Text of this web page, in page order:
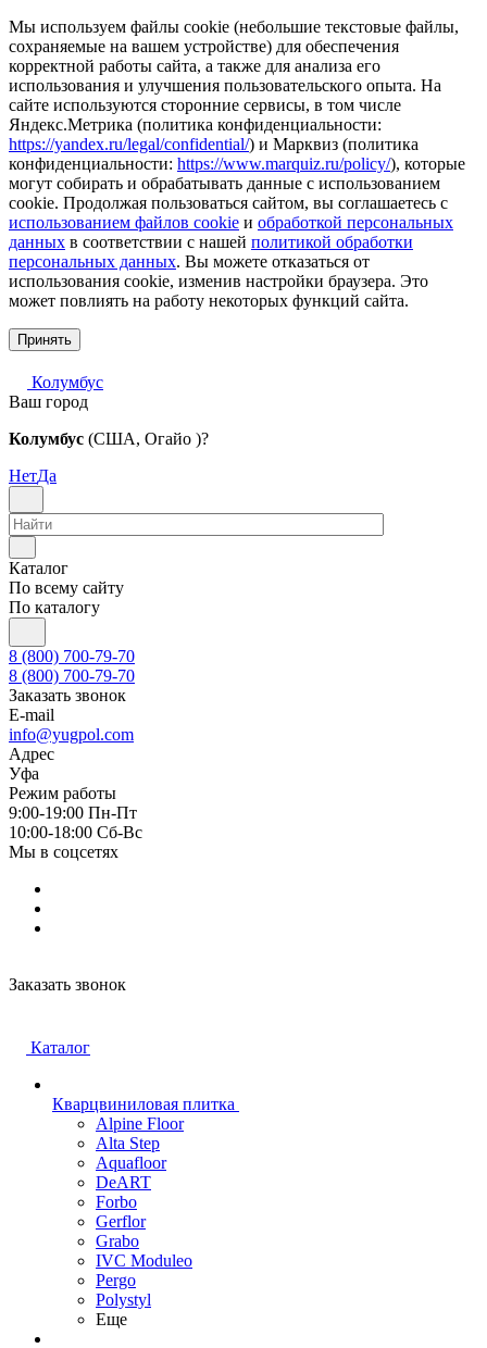
Мы используем файлы cookie (небольшие текстовые файлы,
сохраняемые на вашем устройстве) для обеспечения
корректной работы сайта, а также для анализа его
использования и улучшения пользовательского опыта. На
сайте используются сторонние сервисы, в том числе
Яндекс.Метрика (политика конфиденциальности:
https://yandex.ru/legal/confidential/) и Марквиз (политика
конфиденциальности: https://www.marquiz.ru/policy/), которые
могут собирать и обрабатывать данные с использованием
cookie. Продолжая пользоваться сайтом, вы соглашаетесь с
использованием файлов cookie и обработкой персональных
данных в соответствии с нашей политикой обработки
персональных данных. Вы можете отказаться от
использования cookie, изменив настройки браузера. Это
может повлиять на работу некоторых функций сайта.
Принять
Колумбус
Ваш город
Колумбус (США, Огайо )?
НетДа
Каталог
По всему сайту
По каталогу
8 (800) 700-79-70
8 (800) 700-79-70
Заказать звонок
E-mail
info@yugpol.com
Адрес
Уфа
Режим работы
9:00-19:00 Пн-Пт
10:00-18:00 Cб-Вс
Мы в соцсетях
Заказать звонок
Каталог
Кварцвиниловая плитка
Alpine Floor
Alta Step
Aquafloor
DeART
Forbo
Gerflor
Grabo
IVC Moduleo
Pergo
Polystyl
Еще